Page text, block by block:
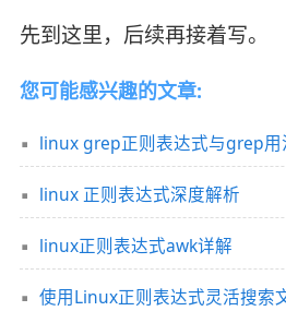
先到这里，后续再接着写。
您可能感兴趣的文章:
linux grep正则表达式与grep用
linux 正则表达式深度解析
linux正则表达式awk详解
使用Linux正则表达式灵活搜索